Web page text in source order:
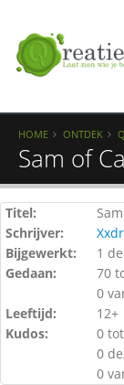
HOME ONTDEK
Sam of
Titel:
Schrijver:
Bijgewerkt:
1
Gedaan:
70
0
Leeftijd:
12+
Kudos:
0
0
0